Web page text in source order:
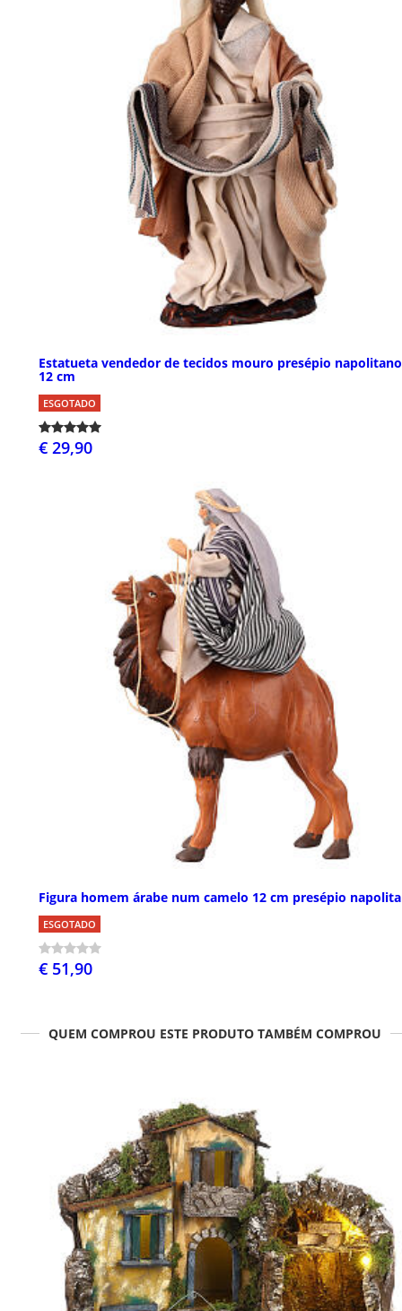
Estatueta vendedor de tecidos mouro presépio
12 cm
ESGOTADO
€ 29,90
Figura homem árabe num camelo 12 cm presépio
ESGOTADO
€ 51,90
QUEM COMPROU ESTE PRODUTO TAMBÉM COMPROU